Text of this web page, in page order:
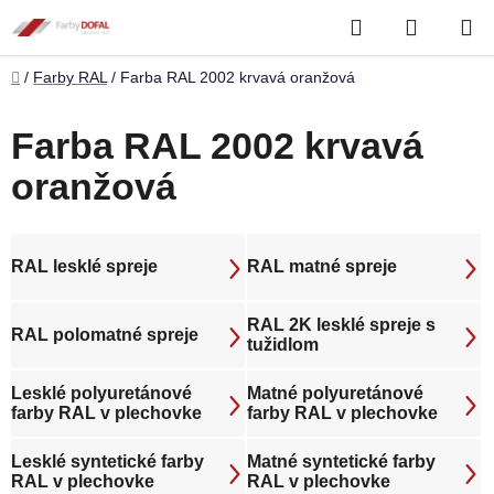
na
obsah
Hľadať
KOŠÍK
Domov
/ Farby RAL / Farba RAL 2002 krvavá oranžová
Farba RAL 2002 krvavá
oranžová
RAL lesklé spreje RAL matné spreje
RAL polomatné spreje
RAL 2K lesklé spreje s
tužidlom
Lesklé polyuretánové
farby RAL v plechovke
Matné polyuretánové
farby RAL v plechovke
Lesklé syntetické farby
RAL v plechovke
Matné syntetické farby
RAL v plechovke